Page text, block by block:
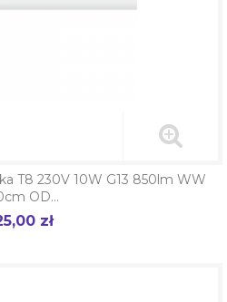
T8 230V 10W G13 850lm WW
OD...
zł